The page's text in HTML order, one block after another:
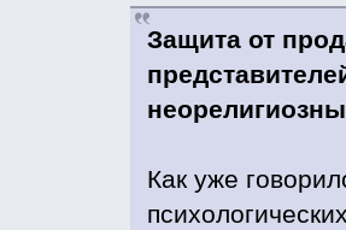
Защита от
Как уже